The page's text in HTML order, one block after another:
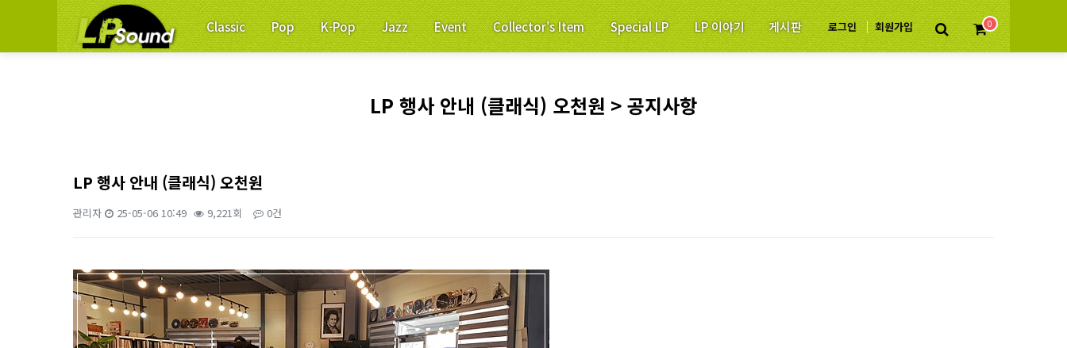
로그인 회원가입
Classic Pop K-Pop Jazz Event Collector's Item Special LP LP 이야기 게시판 0
LP 행사 안내 (클래식) 오천원 > 공지사항
LP 행사 안내 (클래식) 오천원
관리자 25-05-06 10:49 9,221회 0건